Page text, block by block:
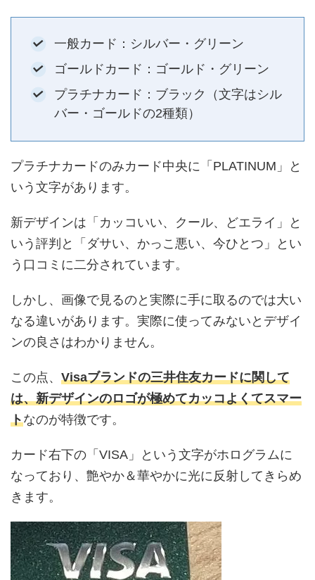
一般カード：シルバー・グリーン
ゴールドカード：ゴールド・グリーン
プラチナカード：ブラック（文字はシル
バー・ゴールドの2種類）
プラチナカードのみカード中央に「PLATINUM」と
いう文字があります。
新デザインは「カッコいい、クール、どエライ」と
いう評判と「ダサい、かっこ悪い、今ひとつ」とい
う口コミに二分されています。
しかし、画像で見るのと実際に手に取るのでは大い
なる違いがあります。実際に使ってみないとデザイ
ンの良さはわかりません。
この点、 Visaブランドの三井住友カードに関して
は、新デザインのロゴが極めてカッコよくてスマー
トなのが特徴です。
カード右下の「VISA」という文字がホログラムに
なっており、艶やか＆華やかに光に反射してきらめ
きます。